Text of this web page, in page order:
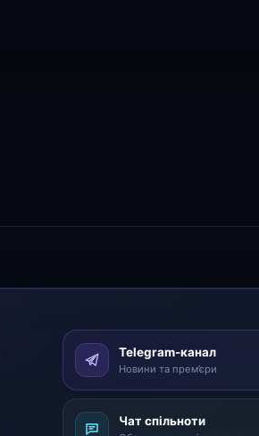
Telegram-канал
Новини та прем’єри
Чат спільноти